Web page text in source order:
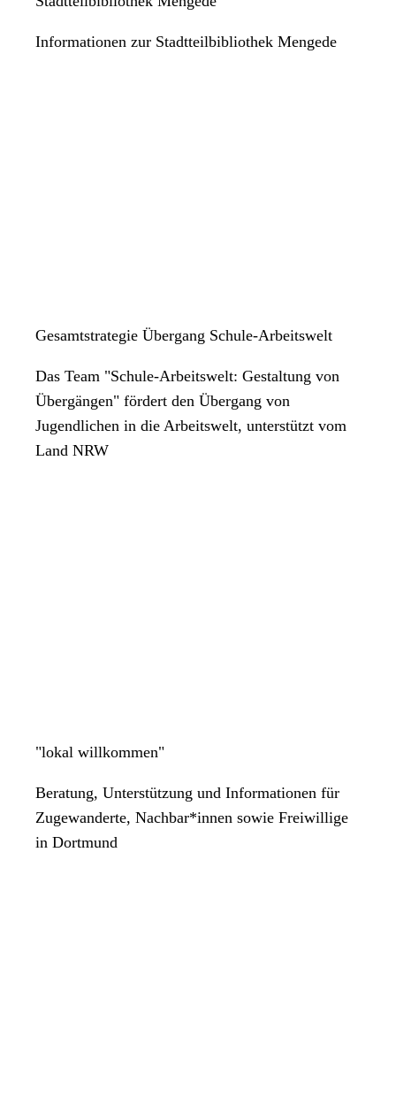
Informationen zur Stadtteilbibliothek Mengede
Gesamtstrategie Übergang Schule-Arbeitswelt
Das Team "Schule-Arbeitswelt: Gestaltung von
Übergängen" fördert den Übergang von
Jugendlichen in die Arbeitswelt, unterstützt vom
Land NRW
"lokal willkommen"
Beratung, Unterstützung und Informationen für
Zugewanderte, Nachbar*innen sowie Freiwillige
in Dortmund